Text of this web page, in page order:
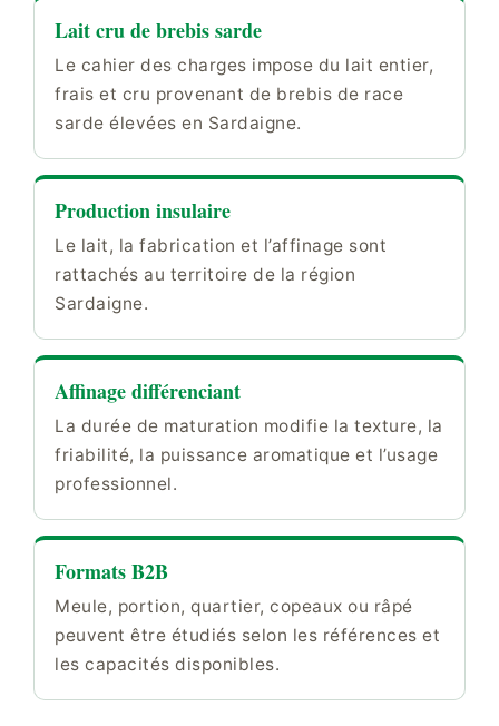
Lait cru de brebis sarde
Le cahier des charges impose du lait entier,
frais et cru provenant de brebis de race
sarde élevées en Sardaigne.
Production insulaire
Le lait, la fabrication et l’affinage sont
rattachés au territoire de la région
Sardaigne.
Affinage différenciant
La durée de maturation modifie la texture, la
friabilité, la puissance aromatique et l’usage
professionnel.
Formats B2B
Meule, portion, quartier, copeaux ou râpé
peuvent être étudiés selon les références et
les capacités disponibles.